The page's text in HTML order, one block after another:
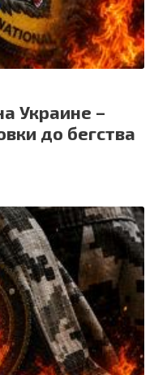
Украине –
до бегства